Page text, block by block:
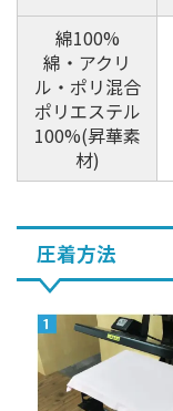
綿100%
綿・アクリ
ル・ポリ混合
ポリエステル
100%(昇華素
材)
圧着方法